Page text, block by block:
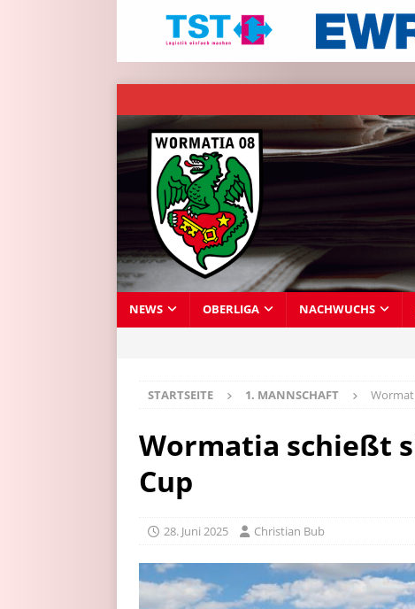
NEWS OBERLIGA NACHWUCHS
STARTSEITE 1. MANNSCHAFT
Wormatia schießt
Cup
28. Juni 2025 Christian Bub